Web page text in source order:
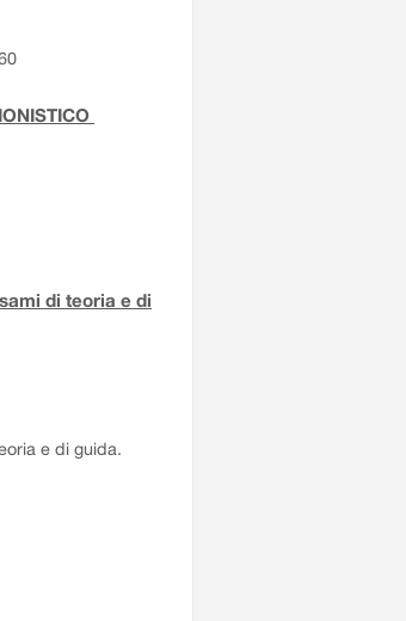
di teoria e di
e di guida.